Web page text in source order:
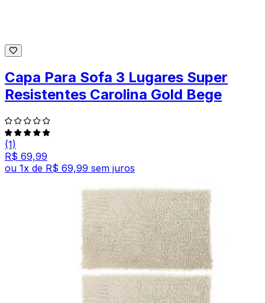
Capa Para Sofa 3 Lugares Super
Resistentes Carolina Gold Bege
(1)
R$ 69,99
ou 1x de R$ 69,99 sem juros